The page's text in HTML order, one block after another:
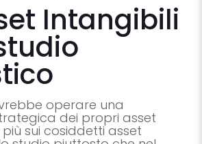
Intangibili
operare una
dei propri asset
sui cosiddetti asset